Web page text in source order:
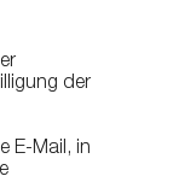
der
E-Mail, in